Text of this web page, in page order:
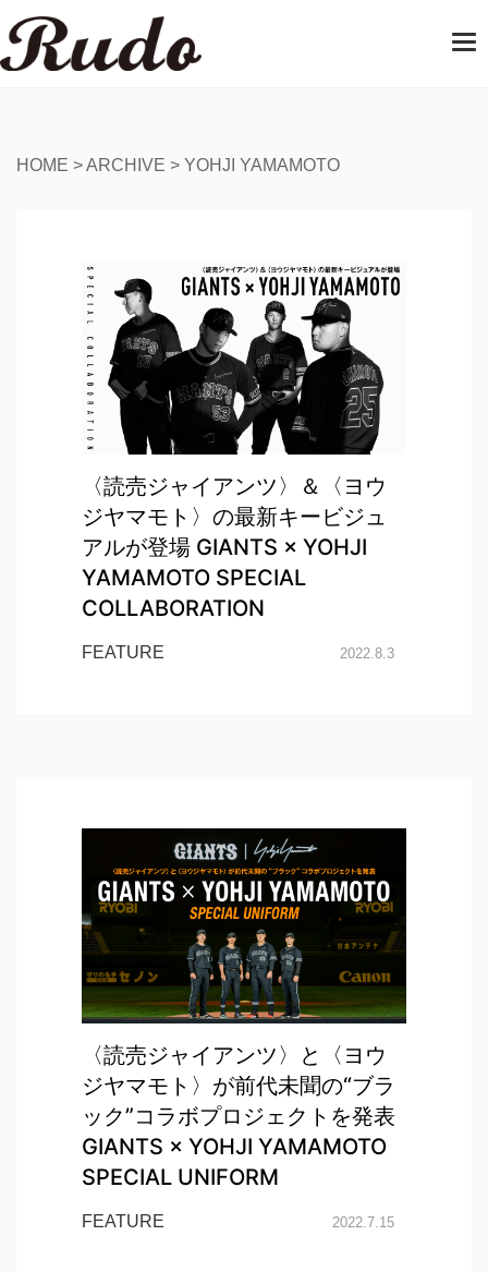
T
HOME >ARCHIVE > YOHJI YAMAMOTO
〈読売ジャイアンツ〉＆〈ヨウ
ジヤマモト〉の最新キービジュ
アルが登場 GIANTS × YOHJI
YAMAMOTO SPECIAL
COLLABORATION
FEATURE 2022.8.3
〈読売ジャイアンツ〉と〈ヨウ
ジヤマモト〉が前代未聞の“ブラ
ック”コラボプロジェクトを発表
GIANTS × YOHJI YAMAMOTO
SPECIAL UNIFORM
FEATURE 2022.7.15